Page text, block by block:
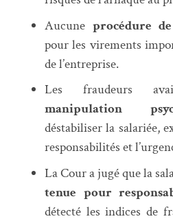
Aucuneprocédure
pour les virements
de l’entreprise.
Les fraudeurs
manipulation
déstabiliser la salariée,
responsabilités et
La Cour a jugé que la
tenue pour
détecté les indices de